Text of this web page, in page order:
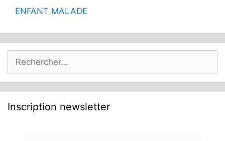
ENFANT MALADE
Rechercher :
Inscription newsletter